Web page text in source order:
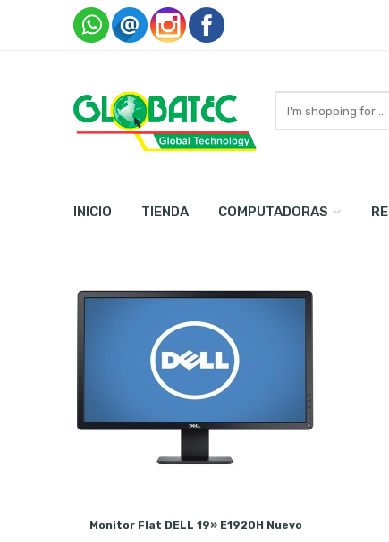
here
INICIO TIENDA COMPUTADORAS
Monitor Flat DELL 19» E1920H Nuevo